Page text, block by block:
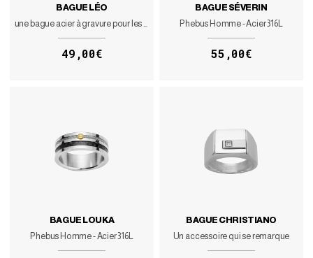
BAGUE LÉO
une bague acier à gravure pour les hommes déterminés
49,00€
BAGUE SÉVERIN
Phebus Homme - Acier 316L
55,00€
BAGUE LOUKA
Phebus Homme - Acier 316L
BAGUE CHRISTIANO
Un accessoire qui se remarque